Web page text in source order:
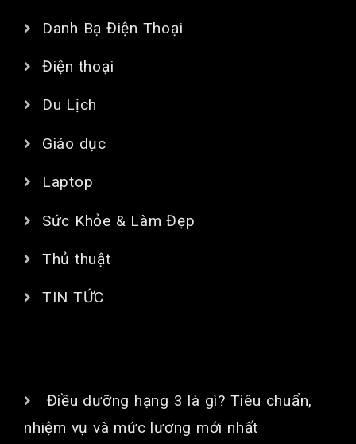
Danh Bạ Điện Thoại
Điện thoại
Du Lịch
Giáo dục
Laptop
Sức Khỏe & Làm Đẹp
Thủ thuật
TIN TỨC
Điều dưỡng hạng 3 là gì? Tiêu chuẩn,
nhiệm vụ và mức lương mới nhất